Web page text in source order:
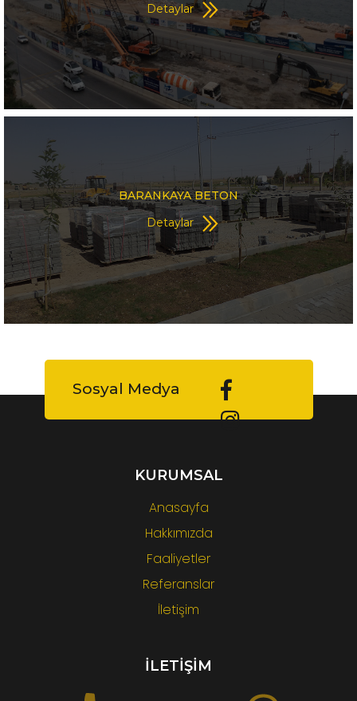
Detaylar
BARANKAYA BETON
Detaylar
Sosyal Medya
KURUMSAL
Anasayfa
Hakkımızda
Faaliyetler
Referanslar
İletişim
İLETİŞİM